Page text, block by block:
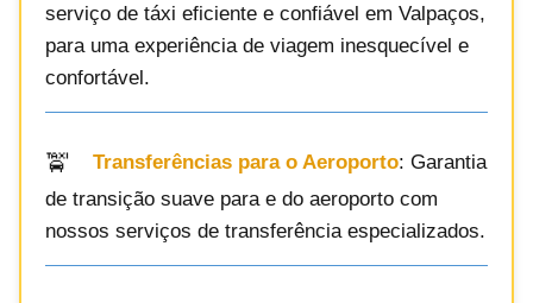
serviço de táxi eficiente e confiável em Valpaços,
para uma experiência de viagem inesquecível e
confortável.
Transferências para o Aeroporto: Garantia
de transição suave para e do aeroporto com
nossos serviços de transferência especializados.